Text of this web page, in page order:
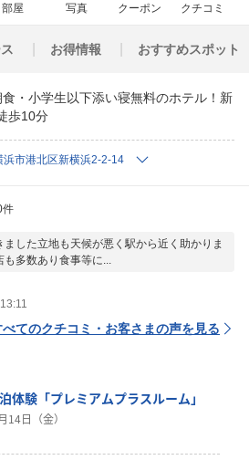
部屋 写真 クーポン クチコミ
お得情報 おすすめスポット
・小学生以下添い寝無料のホテル！新
歩10分
市港北区新横浜2-2-14
件
した立地も天候が悪く駅から近く助かりま
も多数あり食事等に...
べてのクチコミ・お客さまの声を見る
体験「プレミアムプラスルーム」
14日（金）